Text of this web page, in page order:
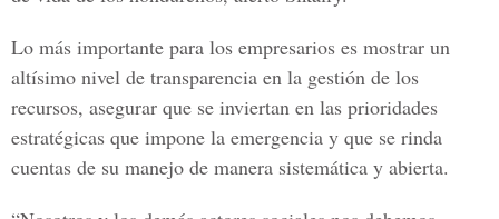
Lo más importante para los empresarios es mostrar un
altísimo nivel de transparencia en la gestión de los
recursos, asegurar que se inviertan en las prioridades
estratégicas que impone la emergencia y que se rinda
cuentas de su manejo de manera sistemática y abierta.